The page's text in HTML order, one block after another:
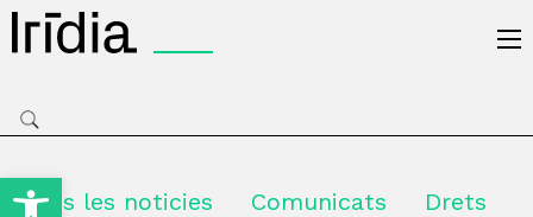
Obre la barra d'eines
Totes les noticies Comunicats
Drets